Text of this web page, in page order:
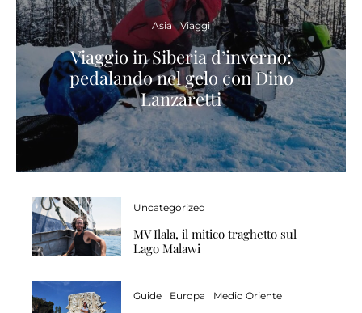
Asia Viaggi
Viaggio in Siberia d’inverno:
pedalando nel gelo con Dino
Lanzaretti
Uncategorized
MV Ilala, il mitico traghetto sul
Lago Malawi
Guide Europa Medio Oriente